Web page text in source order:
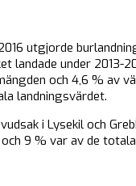
utgjorde
landade under
och 4,6 % av
landningsvärdet.
i Lysekil och
9 % var av de